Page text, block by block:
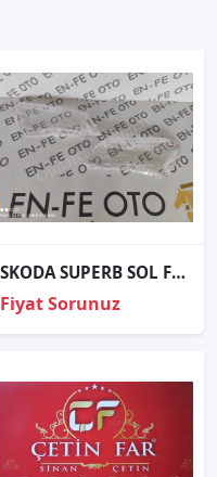
SKODA SUPERB SOL FAR CAMI SIFIR 2016 2017 2018 2019
Fiyat Sorunuz